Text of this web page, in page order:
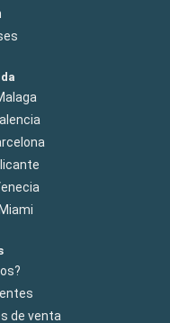
de venta